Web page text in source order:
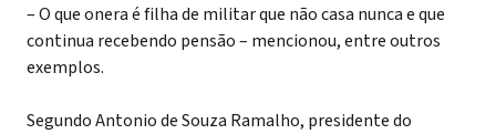
– O que onera é filha de militar que não casa nunca e que
continua recebendo pensão – mencionou, entre outros
exemplos.
Segundo Antonio de Souza Ramalho, presidente do